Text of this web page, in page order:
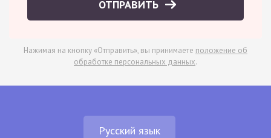
ОТПРАВИТЬ
Нажимая на кнопку «Отправить», вы принимаете положение об
обработке персональных данных.
Русский язык